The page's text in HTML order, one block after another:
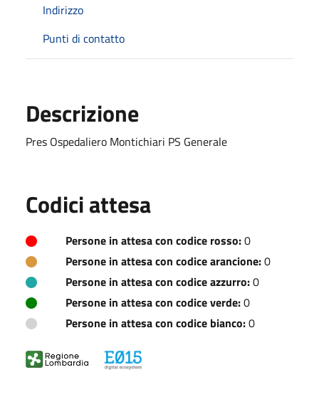
Indirizzo
Punti di contatto
Descrizione
Pres Ospedaliero Montichiari PS Generale
Codici attesa
Persone in attesa con codice rosso:0
Persone in attesa con codice arancione:0
Persone in attesa con codice azzurro:0
Persone in attesa con codice verde:0
Persone in attesa con codice bianco:0